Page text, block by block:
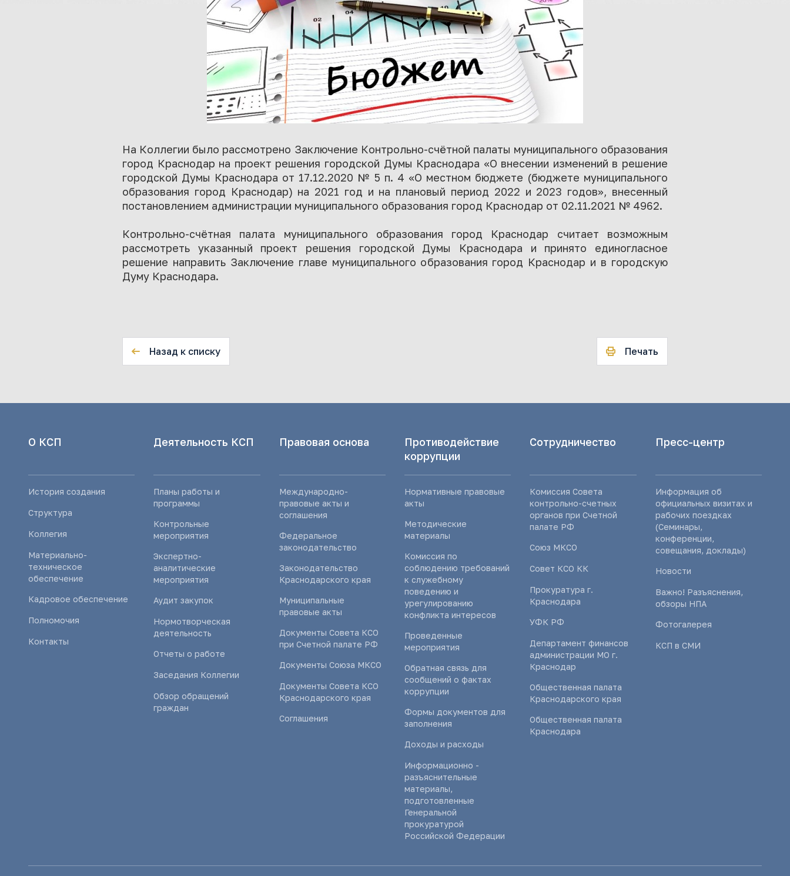
На Коллегии было рассмотрено Заключение Контрольно-счётной палаты муниципального образования
город Краснодар на проект решения городской Думы Краснодара «О внесении изменений в решение
городской Думы Краснодара от 17.12.2020 № 5 п. 4 «О местном бюджете (бюджете муниципального
образования город Краснодар) на 2021 год и на плановый период 2022 и 2023 годов», внесенный
постановлением администрации муниципального образования город Краснодар от 02.11.2021 № 4962.
Контрольно-счётная палата муниципального образования город Краснодар считает возможным
рассмотреть указанный проект решения городской Думы Краснодара и принято единогласное
решение направить Заключение главе муниципального образования город Краснодар и в городскую
Думу Краснодара.
Назад к списку Печать
О КСП
История создания
Структура
Коллегия
Материально-
техническое
обеспечение
Кадровое обеспечение
Полномочия
Контакты
Деятельность КСП
Планы работы и
программы
Контрольные
мероприятия
Экспертно-
аналитические
мероприятия
Аудит закупок
Нормотворческая
деятельность
Отчеты о работе
Заседания Коллегии
Обзор обращений
граждан
Правовая основа
Международно-
правовые акты и
соглашения
Федеральное
законодательство
Законодательство
Краснодарского края
Муниципальные
правовые акты
Документы Совета КСО
при Счетной палате РФ
Документы Союза МКСО
Документы Совета КСО
Краснодарского края
Соглашения
Противодействие
коррупции
Нормативные правовые
акты
Методические
материалы
Комиссия по
соблюдению требований
к служебному
поведению и
урегулированию
конфликта интересов
Проведенные
мероприятия
Обратная связь для
сообщений о фактах
коррупции
Формы документов для
заполнения
Доходы и расходы
Информационно -
разъяснительные
материалы,
подготовленные
Генеральной
прокуратурой
Российской Федерации
Сотрудничество
Комиссия Совета
контрольно-счетных
органов при Счетной
палате РФ
Союз МКСО
Совет КСО КК
Прокуратура г.
Краснодара
УФК РФ
Департамент финансов
администрации МО г.
Краснодар
Общественная палата
Краснодарского края
Общественная палата
Краснодара
Пресс-центр
Информация об
официальных визитах и
рабочих поездках
(Семинары,
конференции,
совещания, доклады)
Новости
Важно! Разъяснения,
обзоры НПА
Фотогалерея
КСП в СМИ